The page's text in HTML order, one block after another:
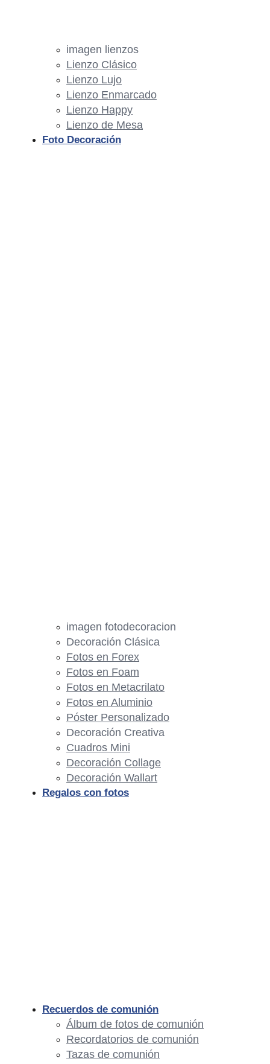
imagen lienzos
Lienzo Clásico
Lienzo Lujo
Lienzo Enmarcado
Lienzo Happy
Lienzo de Mesa
Foto Decoración
imagen fotodecoracion
Decoración Clásica
Fotos en Forex
Fotos en Foam
Fotos en Metacrilato
Fotos en Aluminio
Póster Personalizado
Decoración Creativa
Cuadros Mini
Decoración Collage
Decoración Wallart
Regalos con fotos
Recuerdos de comunión
Álbum de fotos de comunión
Recordatorios de comunión
Tazas de comunión